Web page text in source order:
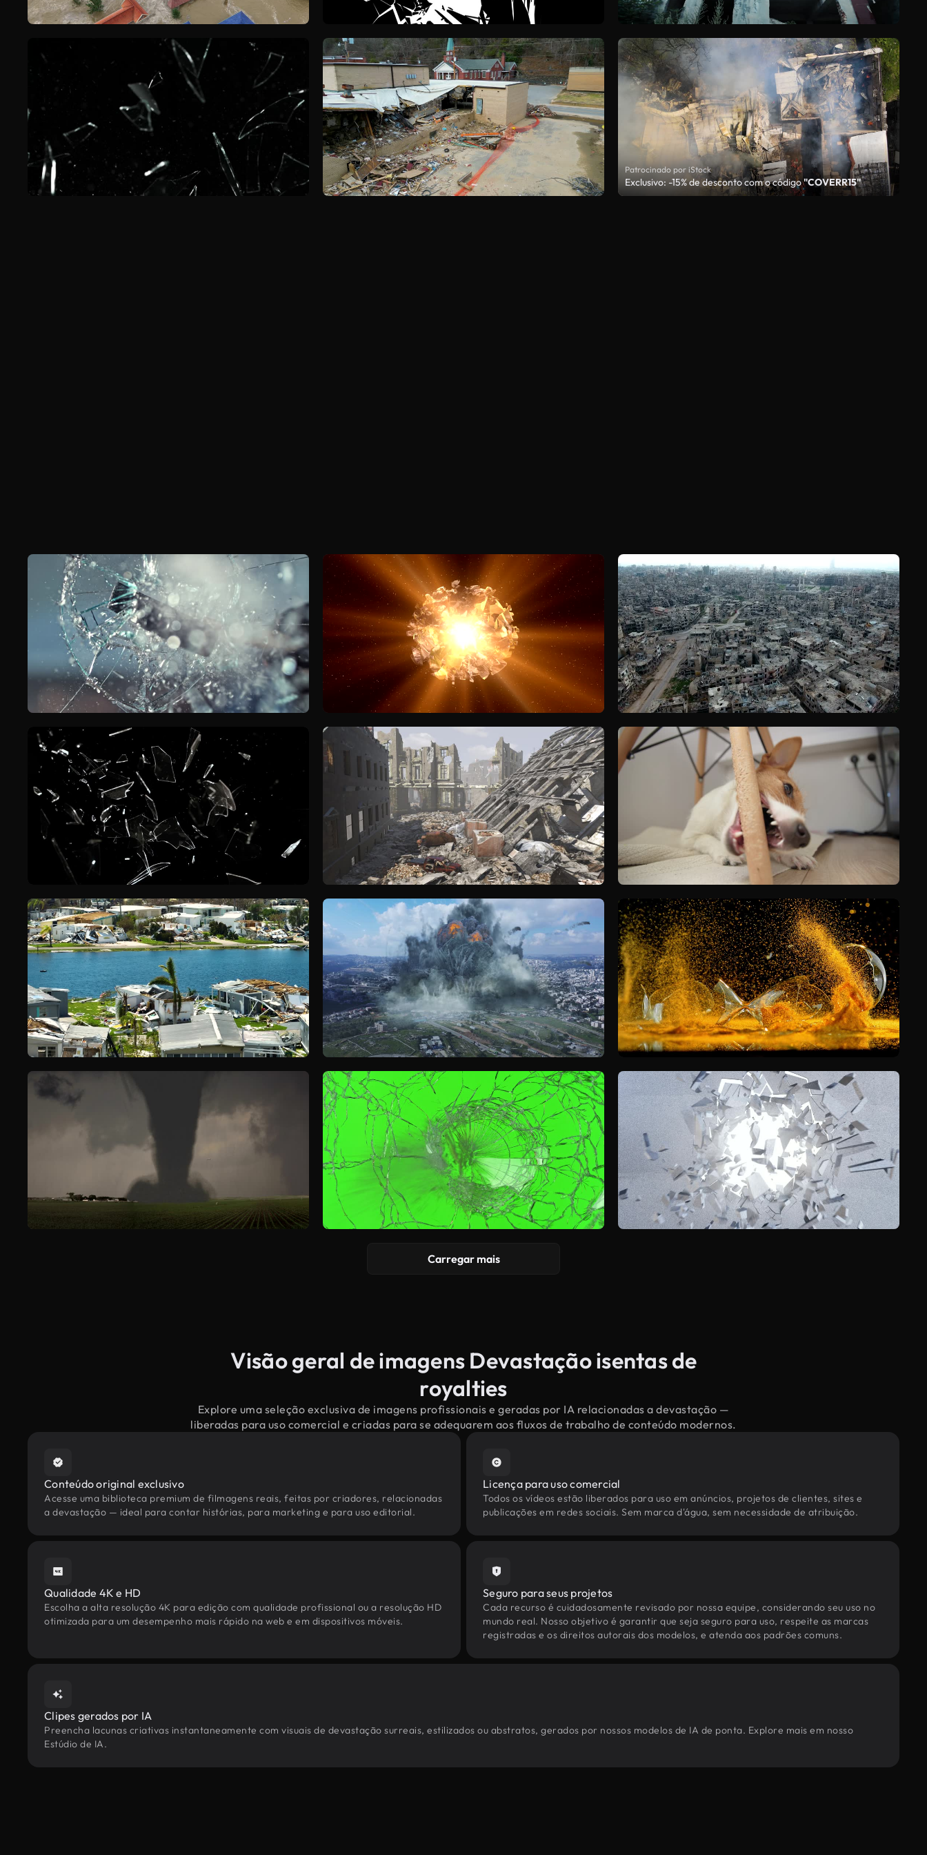
Patrocinado por iStock
Exclusivo: -15% de desconto com o código"COVERR15"
Carregar mais
Visão geral de imagens Devastação isentas de
royalties
Explore uma seleção exclusiva de imagens profissionais e geradas por IA relacionadas a devastação —
liberadas para uso comercial e criadas para se adequarem aos fluxos de trabalho de conteúdo modernos.
Conteúdo original exclusivo
Acesse uma biblioteca premium de filmagens reais, feitas por criadores, relacionadas
a devastação — ideal para contar histórias, para marketing e para uso editorial.
Licença para uso comercial
Todos os vídeos estão liberados para uso em anúncios, projetos de clientes, sites e
publicações em redes sociais. Sem marca d'água, sem necessidade de atribuição.
Qualidade 4K e HD
Escolha a alta resolução 4K para edição com qualidade profissional ou a resolução HD
otimizada para um desempenho mais rápido na web e em dispositivos móveis.
Seguro para seus projetos
Cada recurso é cuidadosamente revisado por nossa equipe, considerando seu uso no
mundo real. Nosso objetivo é garantir que seja seguro para uso, respeite as marcas
registradas e os direitos autorais dos modelos, e atenda aos padrões comuns.
Clipes gerados por IA
Preencha lacunas criativas instantaneamente com visuais de devastação surreais, estilizados ou abstratos, gerados por nossos modelos de IA de ponta. Explore mais em nosso
Estúdio de IA.